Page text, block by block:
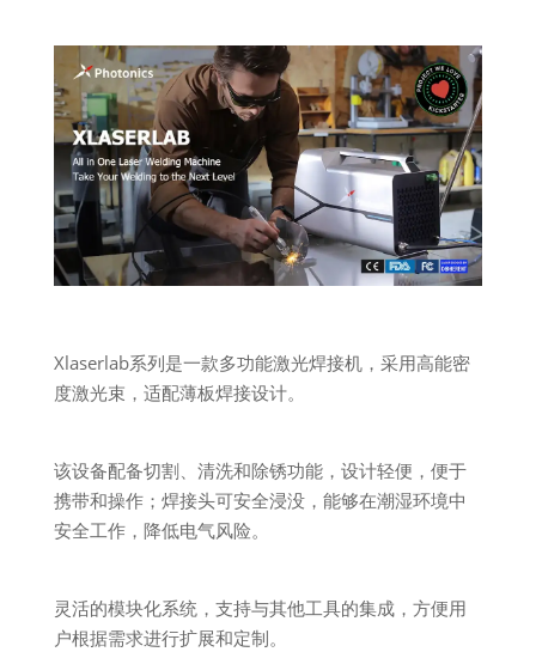
Xlaserlab系列是一款多功能激光焊接机，采用高能密
度激光束，适配薄板焊接设计。
该设备配备切割、清洗和除锈功能，设计轻便，便于
携带和操作；焊接头可安全浸没，能够在潮湿环境中
安全工作，降低电气风险。
灵活的模块化系统，支持与其他工具的集成，方便用
户根据需求进行扩展和定制。